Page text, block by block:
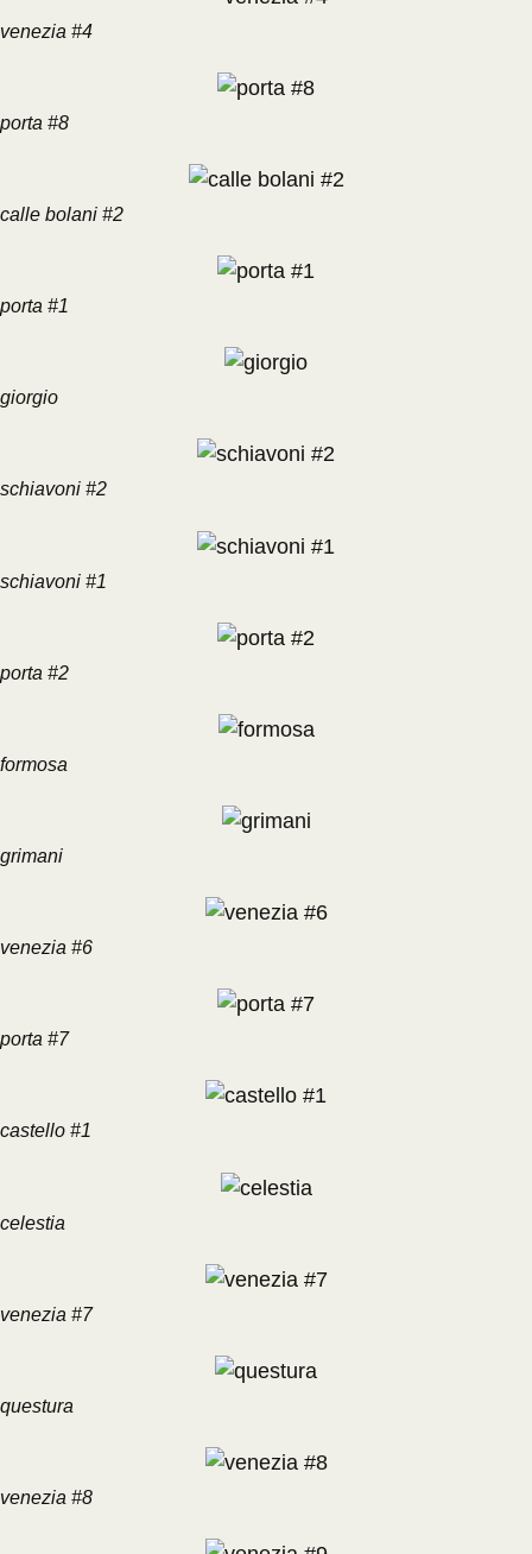
venezia #4
porta #8
calle bolani #2
porta #1
giorgio
schiavoni #2
schiavoni #1
porta #2
formosa
grimani
venezia #6
porta #7
castello #1
celestia
venezia #7
questura
venezia #8